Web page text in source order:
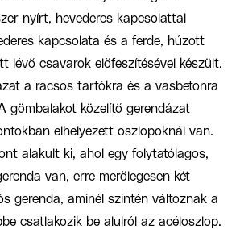
nyírt, hevederes kapcsolattal
kapcsolata és a ferde, húzott
lévő csavarok előfeszítésével készült.
a rácsos tartókra és a vasbetonra
gömbalakot közelítő gerendázat
elhelyezett oszlopoknál van.
alakult ki, ahol egy folytatólagos,
van, erre merőlegesen két
gerenda, aminél szintén változnak a
csatlakozik be alulról az acéloszlop.